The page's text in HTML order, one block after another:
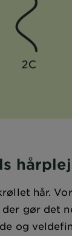
hår.
gør det
og